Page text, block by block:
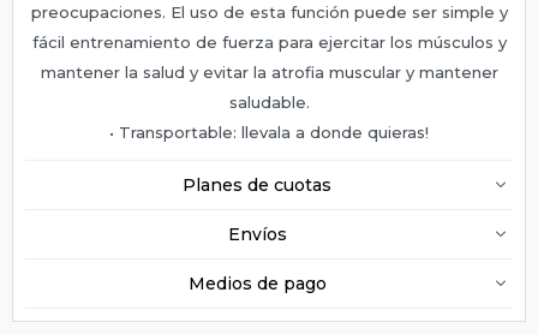
preocupaciones. El uso de esta función puede ser simple y
fácil entrenamiento de fuerza para ejercitar los músculos y
mantener la salud y evitar la atrofia muscular y mantener
saludable.
• Transportable: llevala a donde quieras!
Planes de cuotas
Envíos
Medios de pago